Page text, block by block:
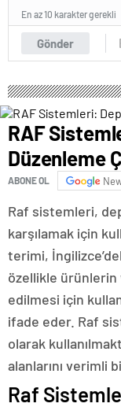
Gönder
En az 10 karakter gerekli
RAF
Düzenleme
ABONE OL
Raf sistemleri,
karşılamak için
terimi,
özellikle ürünlerin
edilmesi için
ifade eder. Raf
olarak
alanlarını verimli
Raf